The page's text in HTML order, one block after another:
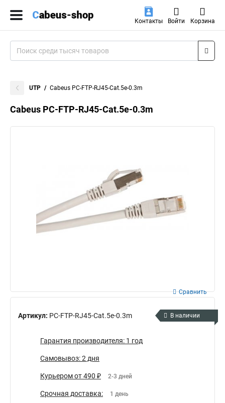
Контакты Войти Корзина
UTP Cabeus PC-FTP-RJ45-Cat.5e-0.3m
Cabeus PC-FTP-RJ45-Cat.5e-0.3m
Артикул: PC-FTP-RJ45-Cat.5e-0.3m
Сравнить
В наличии
Гарантия производителя: 1 год
Самовывоз: 2 дня
Курьером от 490 ₽ 2-3 дней
Срочная доставка: 1 день